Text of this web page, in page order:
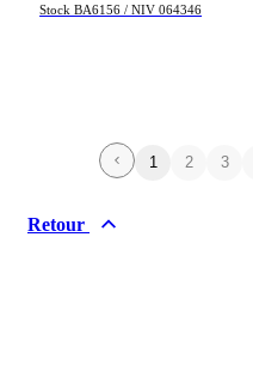
Stock BA6156 / NIV 064346
1 2 3
Retour